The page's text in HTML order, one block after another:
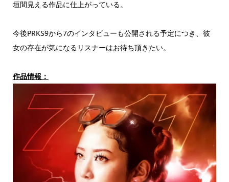
垣間見える作品に仕上がっている。
今後PRKS9から7のインタビューも公開される予定につき、彼
女の存在が気になるリスナーはお待ち頂きたい。
作品情報：